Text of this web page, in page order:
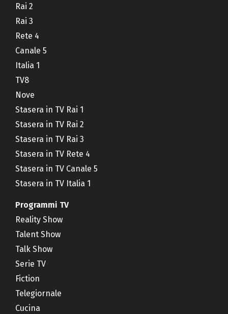
Rai 2
Rai 3
Rete 4
Canale 5
Italia 1
TV8
Nove
Stasera in TV Rai 1
Stasera in TV Rai 2
Stasera in TV Rai 3
Stasera in TV Rete 4
Stasera in TV Canale 5
Stasera in TV Italia 1
Programmi TV
Reality Show
Talent Show
Talk Show
Serie TV
Fiction
Telegiornale
Cucina